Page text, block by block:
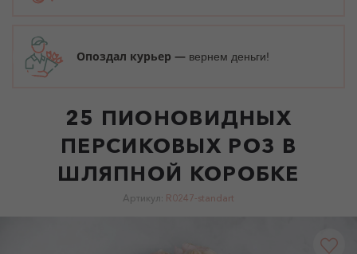
Опоздал курьер — вернем деньги!
25 ПИОНОВИДНЫХ
ПЕРСИКОВЫХ РОЗ В
ШЛЯПНОЙ КОРОБКЕ
Артикул: R0247-standart